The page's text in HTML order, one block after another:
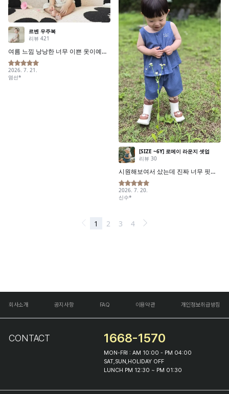
회사소개 공지사항 FAQ 이용약관 개인정보취급방침
CONTACT 1668-1570
MON-FRI : AM 10:00 - PM 04:00
SAT,SUN,HOLIDAY OFF
LUNCH PM 12:30 ~ PM 01:30